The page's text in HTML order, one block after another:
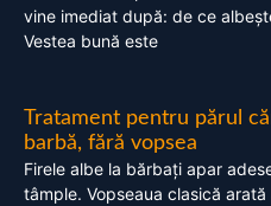
vine imediat după: de ce
Vestea bună este
Tratament pentru părul
barbă, fără vopsea
Firele albe la bărbați apar
tâmple. Vopseaua clasică